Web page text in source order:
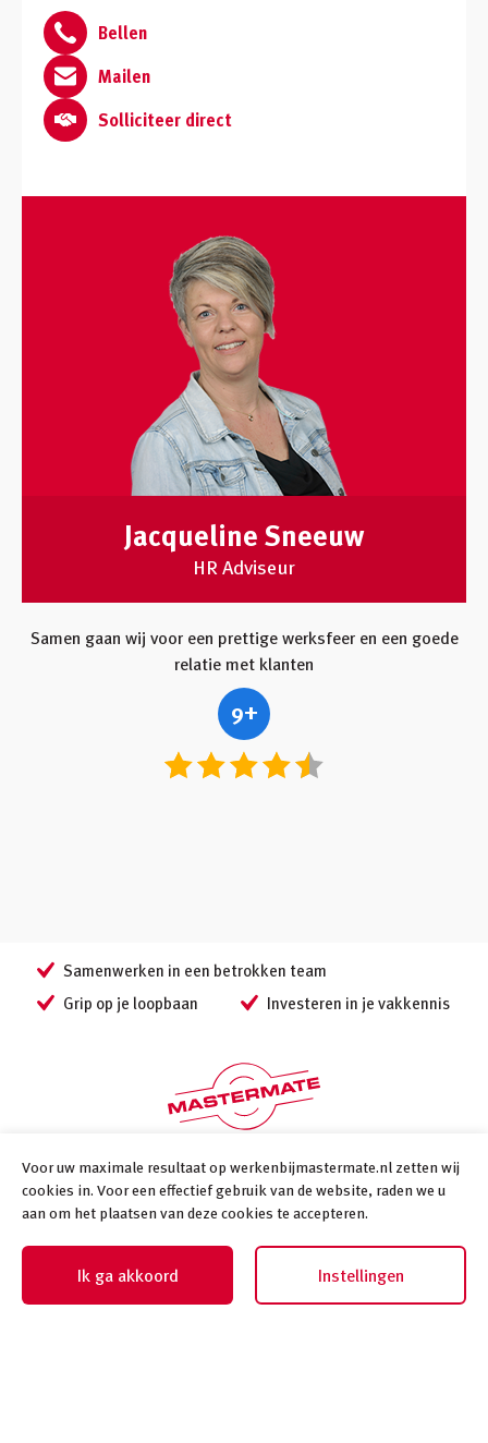
Voor uw maximale resultaat op werkenbijmastermate.nl zetten wij
cookies in. Voor een effectief gebruik van de website, raden we u
aan om het plaatsen van deze cookies te accepteren.
Ik ga akkoord Instellingen
Bellen
Mailen
Solliciteer direct
Jacqueline Sneeuw
HR Adviseur
Samen gaan wij voor een prettige werksfeer en een goede
relatie met klanten
9+
Samenwerken in een betrokken team
Grip op je loopbaan
Investeren in je vakkennis
Volg ons
Volg ons via Social Media